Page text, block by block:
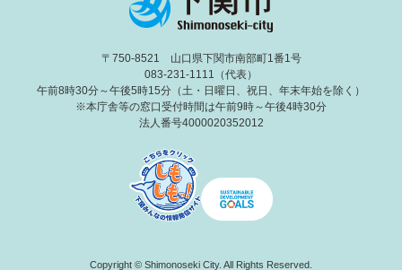
〒750-8521 山口県下関市南部町1番1号
083-231-1111（代表）
午前8時30分～午後5時15分（土・日曜日、祝日、年末年始を除く）
※本庁舎等の窓口受付時間は午前9時～午後4時30分
法人番号4000020352012
Copyright © Shimonoseki City. All Rights Reserved.